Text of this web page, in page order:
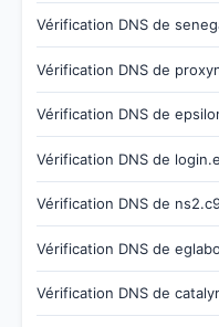
Vérification DNS de
Vérification DNS de
Vérification DNS de
Vérification DNS de
Vérification DNS de
Vérification DNS de
Vérification DNS de